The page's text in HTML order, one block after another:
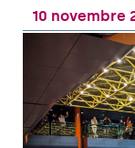
10 novembre